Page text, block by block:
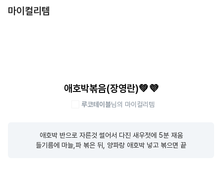
마이컬리템
애호박볶음(장영란)💚💜
루코테이블님의 마이컬리템
애호박 반으로 자른것 썰어서 다진 새우젓에 5분 재움
들기름에 마늘,파 볶은 뒤, 양파랑 애호박 넣고 볶으면 끝